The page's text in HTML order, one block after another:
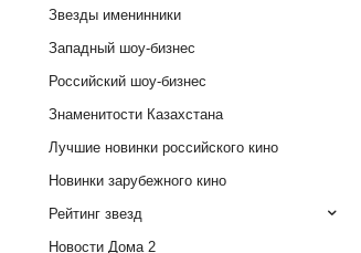
Звезды именинники
Западный шоу-бизнес
Российский шоу-бизнес
Знаменитости Казахстана
Лучшие новинки российского кино
Новинки зарубежного кино
Рейтинг звезд
Новости Дома 2